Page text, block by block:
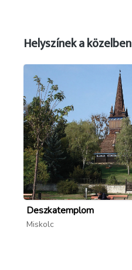
Helyszínek a közelben
Deszkatemplom
Miskolc